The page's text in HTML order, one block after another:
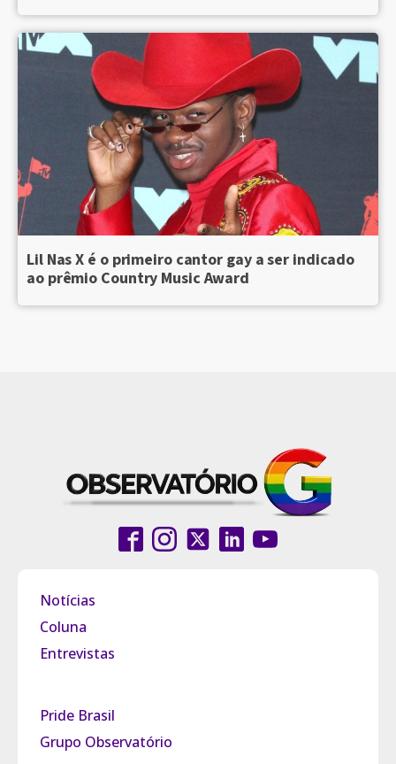
Lil Nas X é o primeiro cantor gay a ser indicado
ao prêmio Country Music Award
Notícias
Coluna
Entrevistas
Pride Brasil
Grupo Observatório